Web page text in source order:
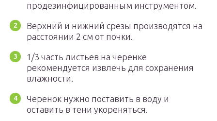
продезинфицированным инструментом.
Верхний и нижний срезы производятся на
расстоянии 2 см от почки.
1/3 часть листьев на черенке
рекомендуется извлечь для сохранения
влажности.
Черенок нужно поставить в воду и
оставить в тени укореняться.